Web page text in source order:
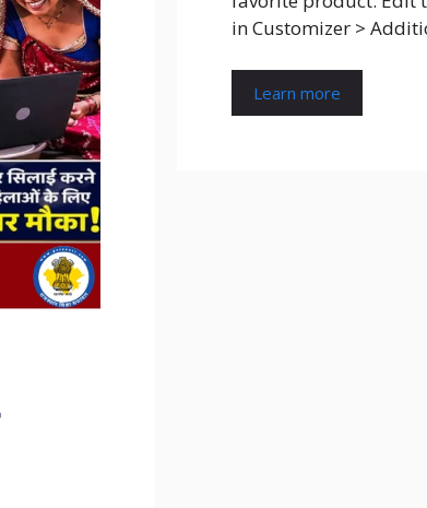
in Customizer >
Learn more